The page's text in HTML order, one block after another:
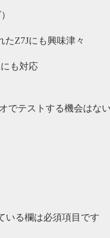
Z7Jにも興味津々
も対応
でテストする機会はな
いる欄は必須項目です